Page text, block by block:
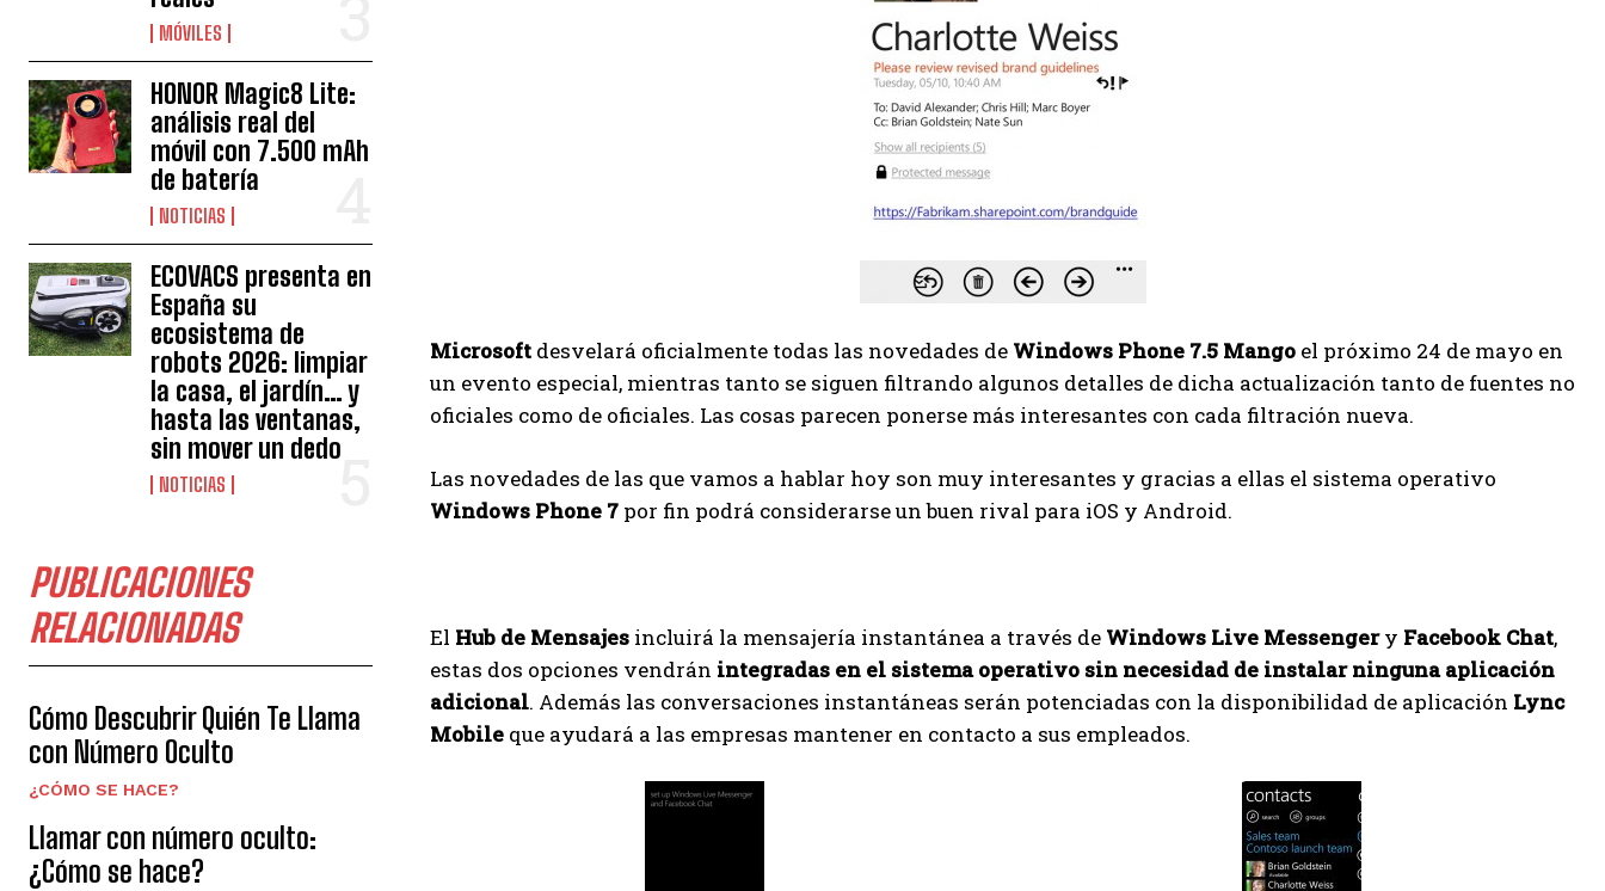
MÓVILES
HONOR Magic8 Lite:
análisis real del
móvil con 7.500 mAh
de batería
NOTICIAS
ECOVACS presenta en
España su
ecosistema de
robots 2026: limpiar
la casa, el jardín… y
hasta las ventanas,
sin mover un dedo
NOTICIAS
PUBLICACIONES
RELACIONADAS
Cómo Descubrir Quién Te Llama
con Número Oculto
¿CÓMO SE HACE?
Llamar con número oculto:
¿Cómo se hace?
Microsoft desvelará oficialmente todas las novedades de Windows Phone 7.5 Mango el próximo 24 de mayo en
un evento especial, mientras tanto se siguen filtrando algunos detalles de dicha actualización tanto de fuentes no
oficiales como de oficiales. Las cosas parecen ponerse más interesantes con cada filtración nueva.
Las novedades de las que vamos a hablar hoy son muy interesantes y gracias a ellas el sistema operativo
Windows Phone 7 por fin podrá considerarse un buen rival para iOS y Android.
El Hub de Mensajes incluirá la mensajería instantánea a través de Windows Live Messengery Facebook Chat,
estas dos opciones vendrán integradas en el sistema operativo sin necesidad de instalar ninguna aplicación
adicional. Además las conversaciones instantáneas serán potenciadas con la disponibilidad de aplicación Lync
Mobile que ayudará a las empresas mantener en contacto a sus empleados.